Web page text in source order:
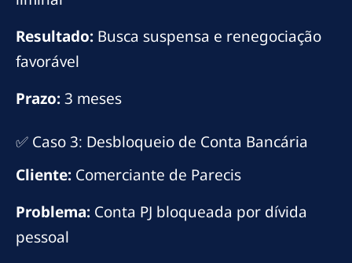
Resultado: Busca suspensa e renegociação
favorável
Prazo:3 meses
✅ Caso 3: Desbloqueio de Conta Bancária
Cliente: Comerciante de Parecis
Problema: Conta PJ bloqueada por dívida
pessoal